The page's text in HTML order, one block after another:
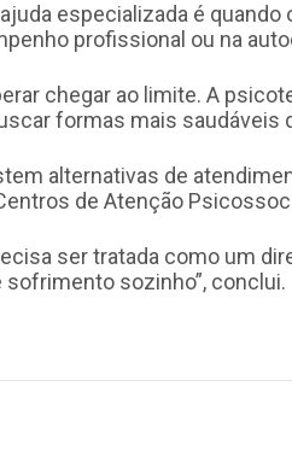
especializada é
profissional ou na
chegar ao limite. A
formas mais saudáveis
alternativas de
de Atenção
ser tratada como um
sozinho”, conclui.